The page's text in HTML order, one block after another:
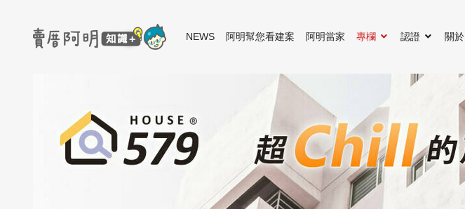
NEWS 阿明幫您看建案 阿明當家 專欄 認證 關於